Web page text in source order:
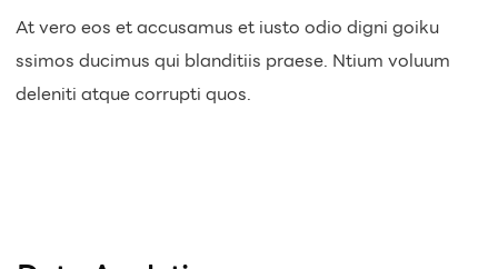
At vero eos et accusamus et iusto odio digni goiku
ssimos ducimus qui blanditiis praese. Ntium voluum
deleniti atque corrupti quos.